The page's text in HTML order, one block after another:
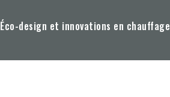
Éco-design et innovations en chauffage